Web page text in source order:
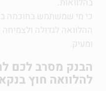
בהלוואות.
כי מי שמשתמש בחוכמה
ההלוואה לגדולה
ומעיק.
הבנק מסרב לכם
להלוואה חוץ